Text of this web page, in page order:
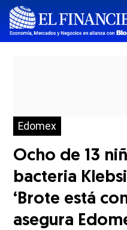
Edomex
Ocho de 13
bacteria
‘Brote está
asegura